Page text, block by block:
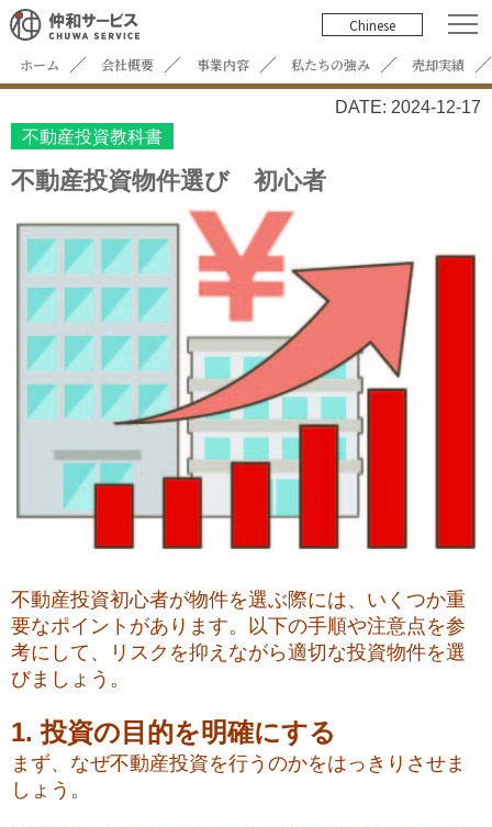
Chinese
ホーム 会社概要 事業内容 私たちの強み 売却実績
DATE: 2024-12-17
不動産投資教科書
不動産投資物件選び 初心者
不動産投資初心者が物件を選ぶ際には、いくつか重
要なポイントがあります。以下の手順や注意点を参
考にして、リスクを抑えながら適切な投資物件を選
びましょう。
1. 投資の目的を明確にする
まず、なぜ不動産投資を行うのかをはっきりさせま
しょう。